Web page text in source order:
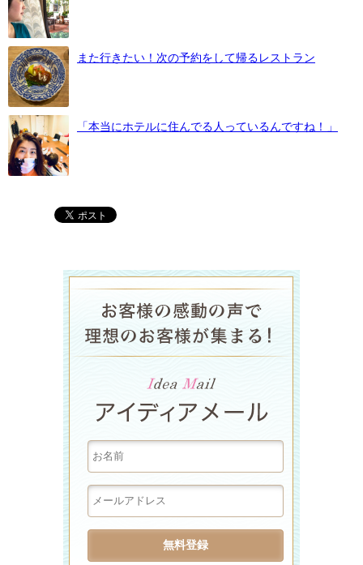
また行きたい！次の予約をして帰るレストラン
「本当にホテルに住んでる人っているんですね！」